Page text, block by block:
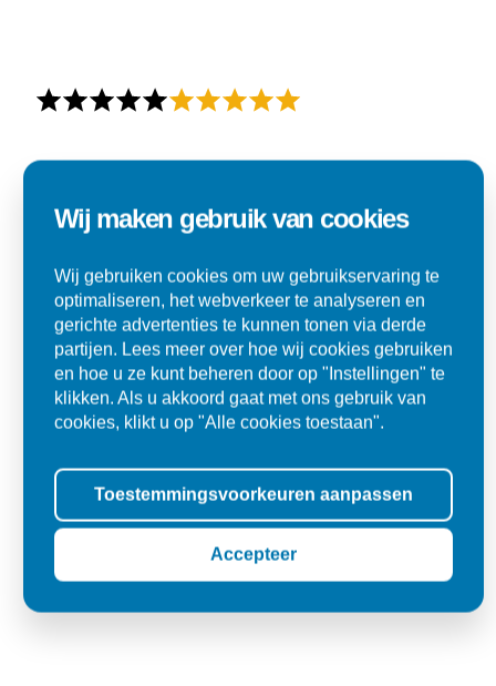
Alles goed zo was afgesproken.
Den Dungen
Wij maken gebruik van cookies
Wij gebruiken cookies om uw gebruikservaring te
optimaliseren, het webverkeer te analyseren en
gerichte advertenties te kunnen tonen via derde
partijen. Lees meer over hoe wij cookies gebruiken
en hoe u ze kunt beheren door op "Instellingen" te
klikken. Als u akkoord gaat met ons gebruik van
cookies, klikt u op "Alle cookies toestaan".
Toestemmingsvoorkeuren aanpassen
Accepteer